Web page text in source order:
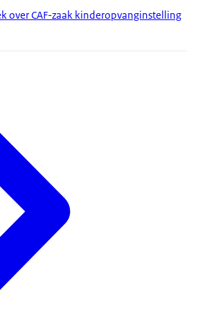
over CAF-zaak kinderopvanginstelling